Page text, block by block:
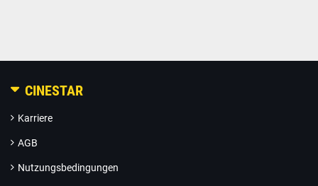
CINESTAR
Karriere
AGB
Nutzungsbedingungen